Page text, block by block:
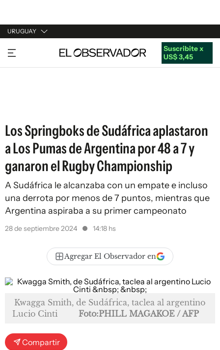
URUGUAY
URUGUAY
ARGENTINA
Suscribite x
US$ 3,45
Los Springboks de Sudáfrica aplastaron
a Los Pumas de Argentina por 48 a 7 y
ganaron el Rugby Championship
A Sudáfrica le alcanzaba con un empate e incluso
una derrota por menos de 7 puntos, mientras que
Argentina aspiraba a su primer campeonato
28 de septiembre 2024 14:18 hs
Agregar El Observador en
Kwagga Smith, de Sudáfrica, taclea al argentino
Lucio Cinti
Foto:PHILL MAGAKOE / AFP
Compartir